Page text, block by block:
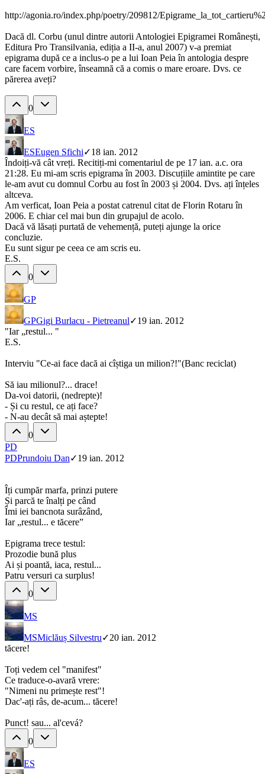
http://agonia.ro/index.php/poetry/209812/
Dacă dl. Corbu (unul dintre autorii Antologiei Epigramei Românești,
Editura Pro Transilvania, ediția a II-a, anul 2007) v-a premiat
epigrama după ce a inclus-o pe a lui Ioan Peia în antologia despre
care facem vorbire, înseamnă că a comis o mare eroare. Dvs. ce
părerea aveți?
0
ES
ESEugen Sfichi✓18 ian. 2012
Îndoiți-vă cât vreți. Recitiți-mi comentariul de pe 17 ian. a.c. ora
21:28. Eu mi-am scris epigrama în 2003. Discuțiile amintite pe care
le-am avut cu domnul Corbu au fost în 2003 și 2004. Dvs. ați înțeles
altceva.
Am verficat, Ioan Peia a postat catrenul citat de Florin Rotaru în
2006. E chiar cel mai bun din grupajul de acolo.
Dacă vă lăsați purtată de vehemență, puteți ajunge la orice
concluzie.
Eu sunt sigur pe ceea ce am scris eu.
E.S.
0
GP
GPGigi Burlacu - Pietreanul✓19 ian. 2012
"Iar „restul... "
E.S.
Interviu "Ce-ai face dacă ai cîștiga un milion?!"(Banc reciclat)
Să iau milionul?... drace!
Da-voi datorii, (nedrepte)!
- Și cu restul, ce ați face?
- N-au decât să mai aștepte!
0
PD
PDPrundoiu Dan✓19 ian. 2012
Îți cumpăr marfa, prinzi putere
Și parcă te înalți pe când
Îmi iei bancnota surâzând,
Iar „restul... e tăcere”
Epigrama trece testul:
Prozodie bună plus
Ai și poantă, iaca, restul...
Patru versuri ca surplus!
0
MS
MSMiclăuș Silvestru✓20 ian. 2012
tăcere!
Toți vedem cel "manifest"
Ce traduce-o-avară vrere:
"Nimeni nu primește rest"!
Dac'-ați râs, de-acum... tăcere!
Punct! sau... al'cevá?
0
ES